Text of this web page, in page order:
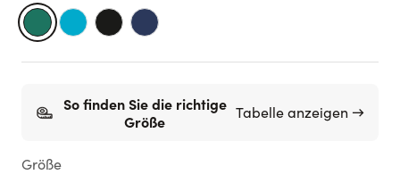
So finden Sie die richtige
Größe
Tabelle anzeigen →
Größe